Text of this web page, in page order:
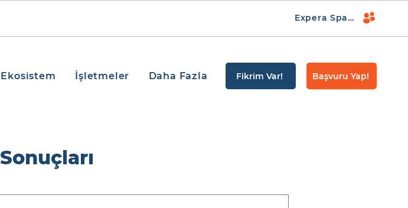
Expera Space
Ekosistem İşletmeler Daha Fazla Fikrim Var! Başvuru Yap!